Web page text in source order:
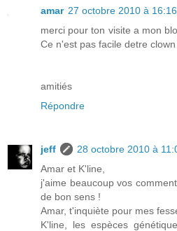
amar 27 octobre 2010 à 16:16
merci pour ton visite a mon
Ce n'est pas facile detre
amitiés
Répondre
jeff
28 octobre 2010 à
Amar et K'line,
j'aime beaucoup vos
de bon sens !
Amar, t'inquiète pour mes
K'line, les espèces